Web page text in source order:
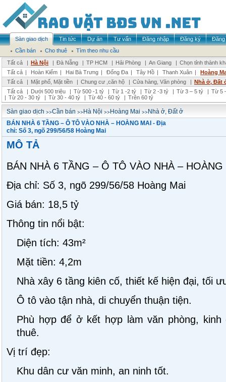
Sàn giao dịch Tin tức Dự án Tư vấn Đăng nhập Đăng ký
Đăng
Cần bán
Cho thuê
Tìm theo nhu cầu
Tất cả
| Hà Nội | Đà Nẵng | TP HCM | Hải Phòng | An Giang | Chọn tỉnh thành
Tất cả | Hoàn Kiếm | Hai Bà Trưng | Đống Đa | Tây Hồ | Thanh Xuân |
Hoàng
Tất cả
| Mặt phố, Mặt tiền | Chung cư ,căn hộ | Cửa hàng, Văn phòng | Nhà ở, Đất
Tất cả
| Dưới 500 triệu | Từ 500 -1 tỷ | Từ 1 -2 tỷ | Từ 2 -3 tỷ | Từ 3 – 5 tỷ | Từ 5
| Từ 20 - 30 tỷ | Từ 30 - 40 tỷ | Từ 40 - 60 tỷ | Trên 60 tỷ
Sàn giao dịch >>Cần bán >>Hà Nội >>Hoàng Mai >>Nhà ở, Đất ở
BÁN NHÀ 6 TẦNG – Ô TÔ VÀO NHÀ – HOÀNG MAI - Địa
chỉ: Số 3, ngõ 299/56/58 Hoàng Mai
MÔ TẢ
BÁN NHÀ 6 TẦNG – Ô TÔ VÀO NHÀ – HOÀNG
Địa chỉ: Số 3, ngõ 299/56/58 Hoàng Mai
Giá bán: 18,5 tỷ
Thông tin nổi bật:
Diện tích: 43m²
Mặt tiền: 4,2m
Nhà xây 6 tầng kiên cố, thiết kế hiện đại, tối
Ô tô vào tận nhà, di chuyển thuận tiện.
Phù hợp để ở kết hợp làm văn phòng, kinh
thuê.
Vị trí đẹp:
Khu dân cư văn minh, an ninh tốt.